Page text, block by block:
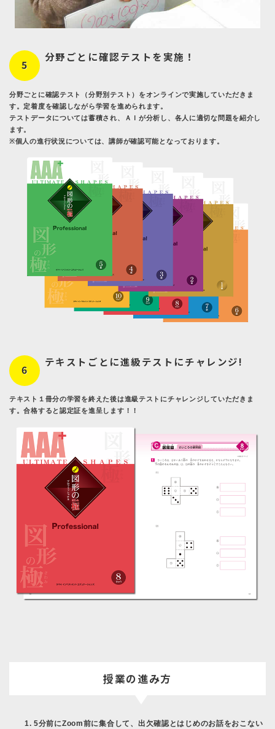
5
分野ごとに確認テストを実施！
分野ごとに確認テスト（分野別テスト）をオンラインで実施していただきま
す。定着度を確認しながら学習を進められます。
テストデータについては蓄積され、ＡＩが分析し、各人に適切な問題を紹介し
ます。
※個人の進行状況については、講師が確認可能となっております。
6
テキストごとに進級テストにチャレンジ!
テキスト１冊分の学習を終えた後は進級テストにチャレンジしていただきま
す。合格すると認定証を進呈します！！
授業の進み方
5分前にZoom前に集合して、出欠確認とはじめのお話をおこない